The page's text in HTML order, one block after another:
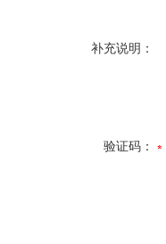
补充说明：
验证码：